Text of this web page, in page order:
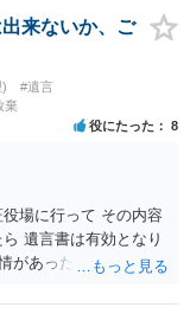
来ないか、ご
#遺言
棄
役にたった 8
場に行って その内容
遺言書は有効となり
があったことが証明で
にいたら殺される」